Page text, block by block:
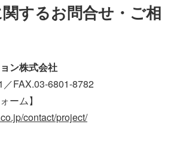
するお問合せ・ご相
ン株式会社
FAX.03-6801-8782
ーム】
contact/project/